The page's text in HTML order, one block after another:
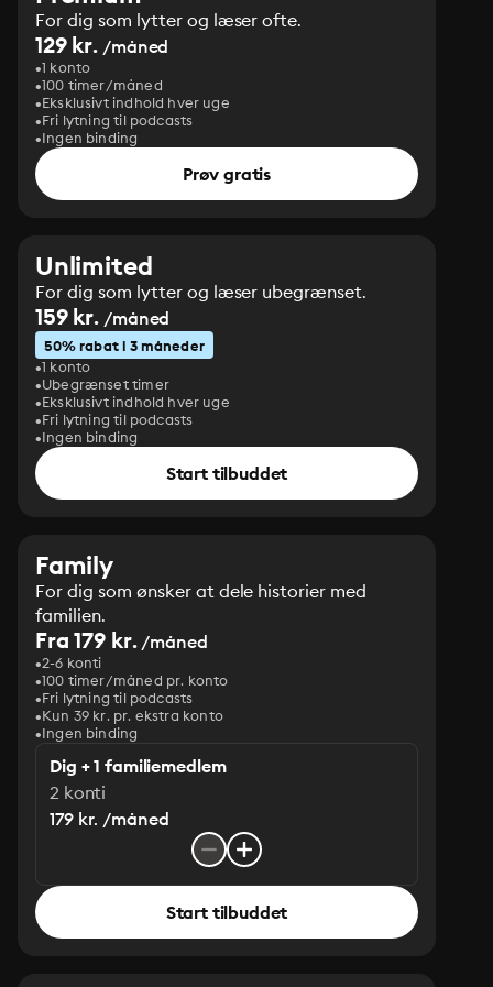
For dig som lytter og læser ofte.
129 kr. /måned
1 konto
100 timer/måned
Eksklusivt indhold hver uge
Fri lytning til podcasts
Ingen binding
Prøv gratis
Unlimited
For dig som lytter og læser ubegrænset.
159 kr. /måned
50% rabat i 3 måneder
1 konto
Ubegrænset timer
Eksklusivt indhold hver uge
Fri lytning til podcasts
Ingen binding
Start tilbuddet
Family
For dig som ønsker at dele historier med
familien.
Fra 179 kr./måned
2-6 konti
100 timer/måned pr. konto
Fri lytning til podcasts
Kun 39 kr. pr. ekstra konto
Ingen binding
Dig + 1 familiemedlem
2 konti
179 kr. /måned
Start tilbuddet